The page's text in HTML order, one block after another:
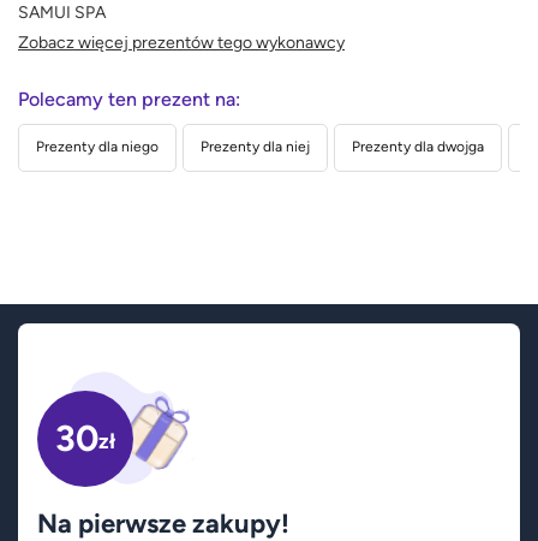
SAMUI SPA
Zobacz więcej prezentów tego wykonawcy
Polecamy ten prezent na:
Prezenty dla niego Prezenty dla niej Prezenty dla dwojga
30zł
Na pierwsze zakupy!